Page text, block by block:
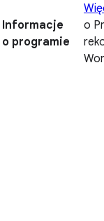
Informacje
o programie
o